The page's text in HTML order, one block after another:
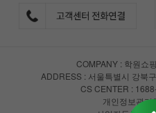
COMPANY : 학원쇼
ADDRESS : 서울특별시 강북
CS CENTER :
개인정보관리